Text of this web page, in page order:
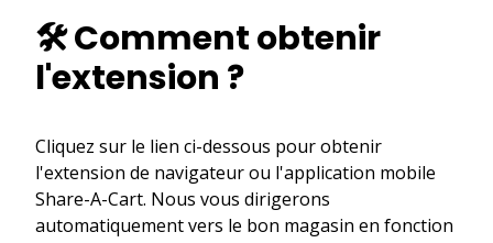
🛠️ Comment obtenir
l'extension ?
Cliquez sur le lien ci-dessous pour obtenir
l'extension de navigateur ou l'application mobile
Share-A-Cart. Nous vous dirigerons
automatiquement vers le bon magasin en fonction